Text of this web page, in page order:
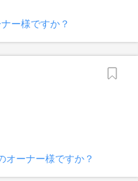
ー様ですか？
オーナー様ですか？